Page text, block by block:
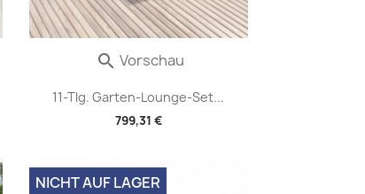
11-Tlg. Garten-Lounge-Set...
799,31 €
 Vorschau
NICHT AUF LAGER